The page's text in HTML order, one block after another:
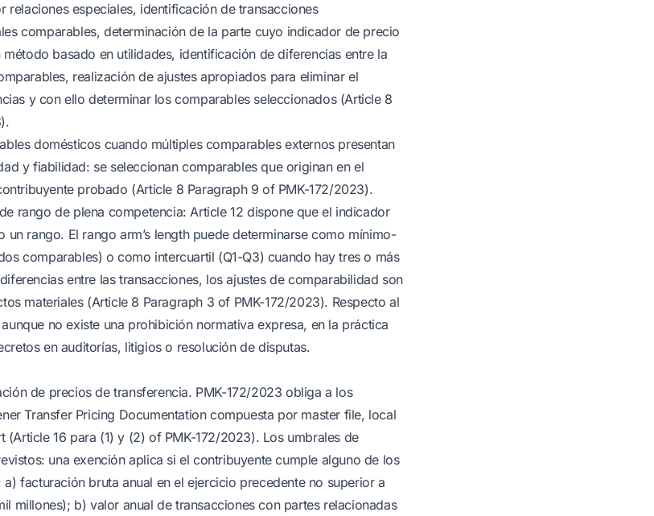
relaciones especiales, identificación de transacciones
comparables, determinación de la parte cuyo indicador de precio
basado en utilidades, identificación de diferencias entre la
realización de ajustes apropiados para eliminar el
y con ello determinar los comparables seleccionados (Article 8
domésticos cuando múltiples comparables externos presentan
y fiabilidad: se seleccionan comparables que originan en el
probado (Article 8 Paragraph 9 of PMK-172/2023).
rango de plena competencia: Article 12 dispone que el indicador
rango. El rango arm’s length puede determinarse como mínimo-
comparables) o como intercuartil (Q1-Q3) cuando hay tres o más
entre las transacciones, los ajustes de comparabilidad son
materiales (Article 8 Paragraph 3 of PMK-172/2023). Respecto al
no existe una prohibición normativa expresa, en la práctica
en auditorías, litigios o resolución de disputas.
de precios de transferencia. PMK-172/2023 obliga a los
Transfer Pricing Documentation compuesta por master file, local
16 para (1) y (2) of PMK-172/2023). Los umbrales de
una exención aplica si el contribuyente cumple alguno de los
facturación bruta anual en el ejercicio precedente no superior a
millones); b) valor anual de transacciones con partes relacionadas